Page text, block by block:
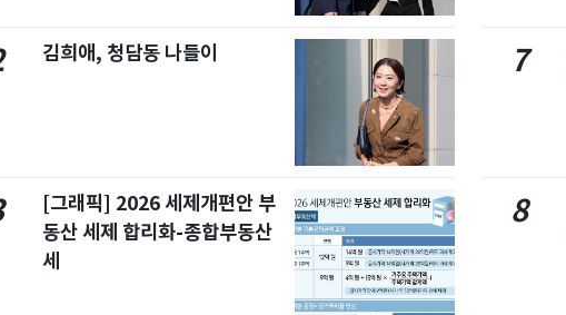
김희애, 청담동 나들이
[그래픽] 2026 세제개편안 부
동산 세제 합리화-종합부동산
세
7
8